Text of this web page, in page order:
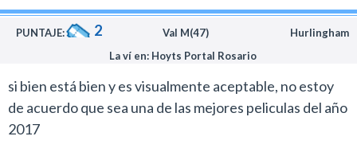
PUNTAJE: 2 Val M(47)
Hurlingham
La ví en: Hoyts Portal Rosario
si bien está bien y es visualmente aceptable, no estoy
de acuerdo que sea una de las mejores peliculas del año
2017